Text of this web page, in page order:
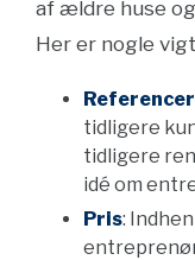
af ældre huse
Her er nogle
Referencer
tidligere
tidligere
idé om
Pris: